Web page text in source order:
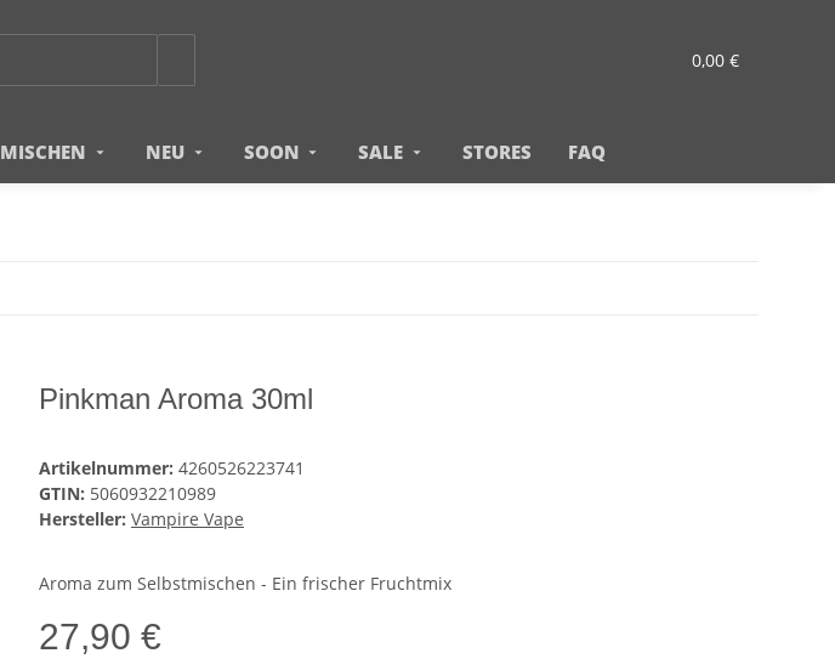
0,00 €
MISCHEN NEU SOON SALE STORES FAQ
Pinkman Aroma 30ml
Artikelnummer: 4260526223741
GTIN: 5060932210989
Hersteller: Vampire Vape
Aroma zum Selbstmischen - Ein frischer Fruchtmix
27,90 €